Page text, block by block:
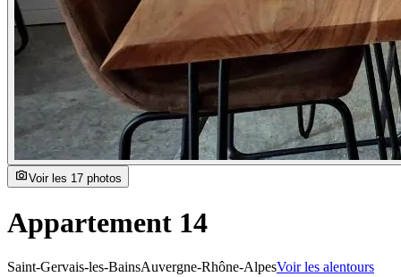
Voir les 17 photos
Appartement 14
Saint-Gervais-les-BainsAuvergne-Rhône-AlpesVoir les alentours